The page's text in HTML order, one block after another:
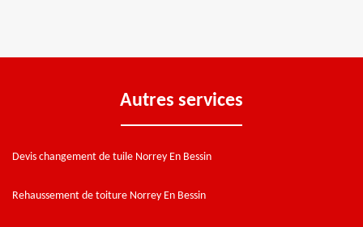
Autres services
Devis changement de tuile Norrey En Bessin
Rehaussement de toiture Norrey En Bessin